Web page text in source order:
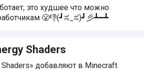
это худшее что можно
😤👎(⁠┛⁠ಸ⁠_⁠ಸ⁠)⁠┛⁠彡⁠┻⁠━⁠┻
Shaders
добавляют в Minecraft